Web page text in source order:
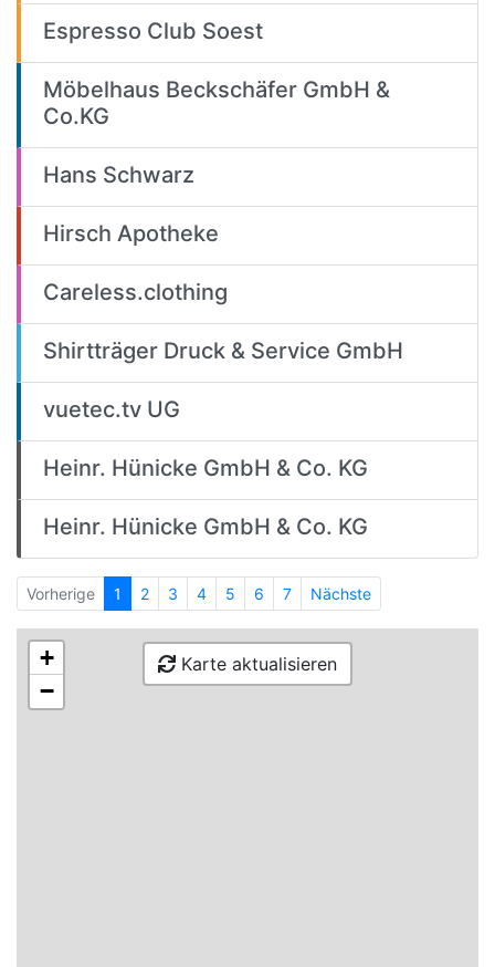
Espresso Club Soest
Möbelhaus Beckschäfer GmbH &
Co.KG
Hans Schwarz
Hirsch Apotheke
Careless.clothing
Shirtträger Druck & Service GmbH
vuetec.tv UG
Heinr. Hünicke GmbH & Co. KG
Heinr. Hünicke GmbH & Co. KG
Vorherige 1 2 3 4 5 6 7 Nächste
Karte aktualisieren
+
−